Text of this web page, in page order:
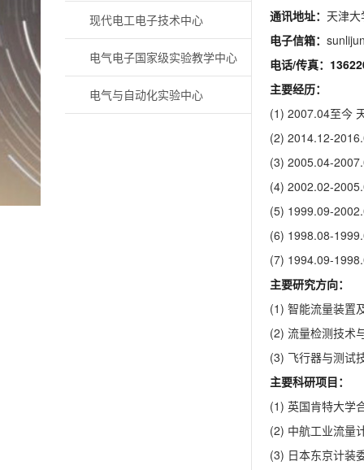
现代电工电子技术中心
电气电子国家级实验教学中心
电气与自动化实验中心
通讯地址： 天津
电子信箱：
电话/传真：
主要经历：
(1) 2007.04至今
(2) 2014.12-
(3) 2005.04-
(4) 2002.02-
(5) 1999.09-
(6) 1998.08-
(7) 1994.09-
主要研究方向：
(1) 智能流量装置
(2) 流量检测技术
(3) 飞行器与测试
主要科研项目：
(1) 英国肯特大学
(2) 中航工业流量
(3) 日本东京计装